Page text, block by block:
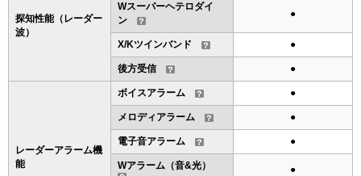
探知性能（レーダー
波）
Wスーパーヘテロダイ
ン
●
X/Kツインバンド ●
後方受信 ●
レーダーアラーム機
能
ボイスアラーム ●
メロディアラーム ●
電子音アラーム ●
Wアラーム（音&光） ●